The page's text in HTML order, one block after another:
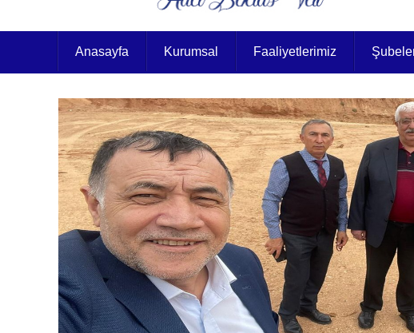
Anasayfa Kurumsal Faaliyetlerimiz